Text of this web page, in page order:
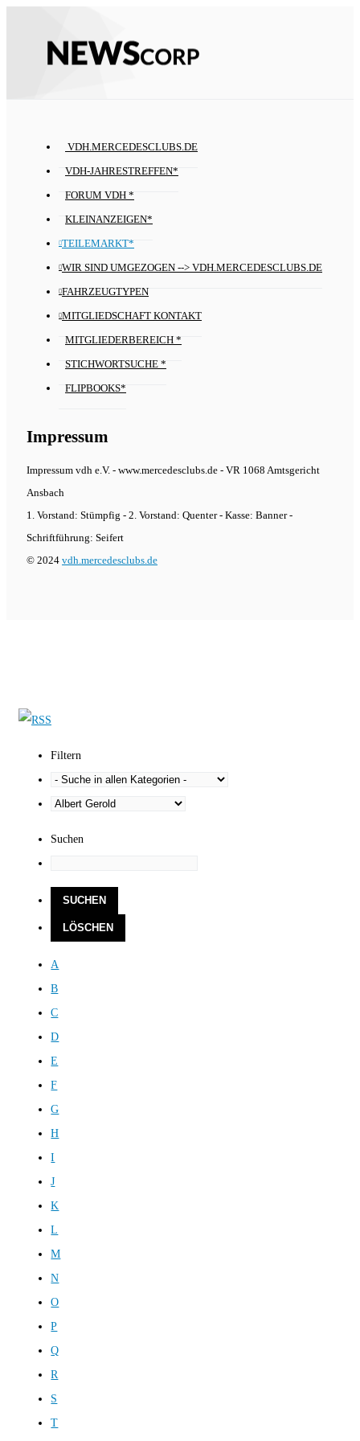
VDH.MERCEDESCLUBS.DE
VDH-JAHRESTREFFEN*
FORUM VDH *
KLEINANZEIGEN*
TEILEMARKT*
WIR SIND UMGEZOGEN --> VDH.MERCEDESCLUBS.DE
FAHRZEUGTYPEN
MITGLIEDSCHAFT KONTAKT
MITGLIEDERBEREICH *
STICHWORTSUCHE *
FLIPBOOKS*
Impressum
Impressum vdh e.V. - www.mercedesclubs.de - VR 1068 Amtsgericht
Ansbach
1. Vorstand: Stümpfig - 2. Vorstand: Quenter - Kasse: Banner -
Schriftführung: Seifert
© 2024 vdh.mercedesclubs.de
Filtern
Suchen
A
B
C
D
E
F
G
H
I
J
K
L
M
N
O
P
Q
R
S
T